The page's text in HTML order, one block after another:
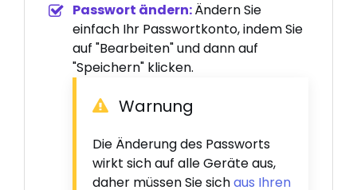
Passwort ändern:Ändern Sie
einfach Ihr Passwortkonto, indem Sie
auf "Bearbeiten" und dann auf
"Speichern" klicken.
Warnung
Die Änderung des Passworts
wirkt sich auf alle Geräte aus,
daher müssen Sie sichaus Ihren